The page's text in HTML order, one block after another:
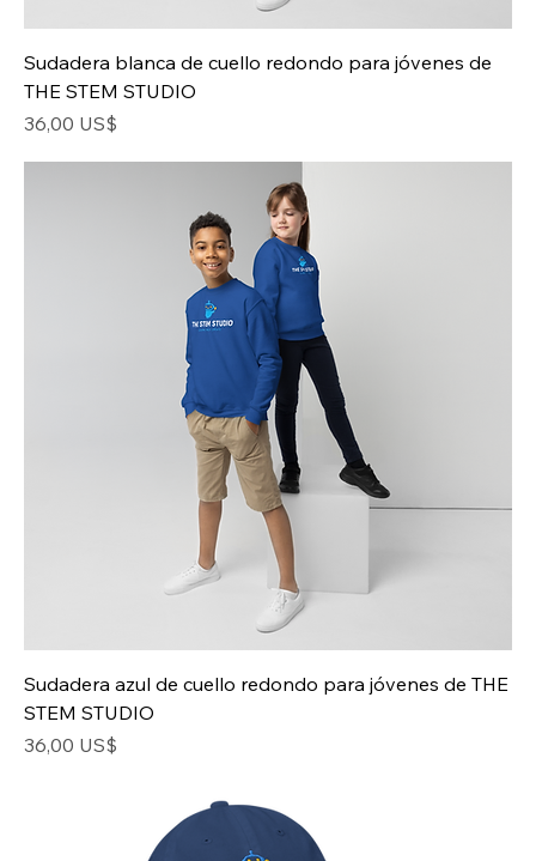
Sudadera blanca de cuello redondo para jóvenes de
THE STEM STUDIO
Precio
36,00 US$
Sudadera azul de cuello redondo para jóvenes de THE
STEM STUDIO
Precio
36,00 US$